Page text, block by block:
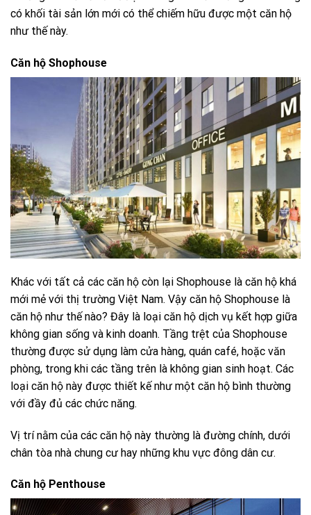
có khối tài sản lớn mới có thể chiếm hữu được một căn hộ
như thế này.
Căn hộ Shophouse
Khác với tất cả các căn hộ còn lại Shophouse là căn hộ khá
mới mẻ với thị trường Việt Nam. Vậy căn hộ Shophouse là
căn hộ như thế nào? Đây là loại căn hộ dịch vụ kết hợp giữa
không gian sống và kinh doanh. Tầng trệt của Shophouse
thường được sử dụng làm cửa hàng, quán café, hoặc văn
phòng, trong khi các tầng trên là không gian sinh hoạt. Các
loại căn hộ này được thiết kế như một căn hộ bình thường
với đầy đủ các chức năng.
Vị trí nằm của các căn hộ này thường là đường chính, dưới
chân tòa nhà chung cư hay những khu vực đông dân cư.
Căn hộ Penthouse